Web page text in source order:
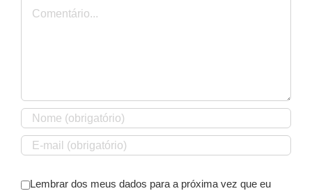
Comentário
Lembrar dos meus dados para a próxima vez que eu